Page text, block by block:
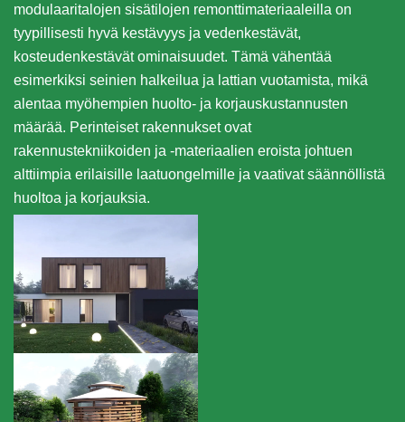
modulaaritalojen sisätilojen remonttimateriaaleilla on
tyypillisesti hyvä kestävyys ja vedenkestävät,
kosteudenkestävät ominaisuudet. Tämä vähentää
esimerkiksi seinien halkeilua ja lattian vuotamista, mikä
alentaa myöhempien huolto- ja korjauskustannusten
määrää. Perinteiset rakennukset ovat
rakennustekniikoiden ja -materiaalien eroista johtuen
alttiimpia erilaisille laatuongelmille ja vaativat säännöllistä
huoltoa ja korjauksia.